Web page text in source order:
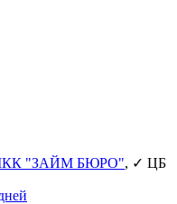
"ЗАЙМ БЮРО", ✓ ЦБ